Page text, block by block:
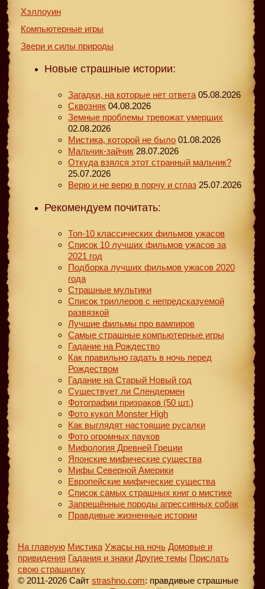
Хэллоуин
Компьютерные игры
Звери и силы природы
Новые страшные истории:
Загадки, на которые нет ответа 05.08.2026
Сквозняк 04.08.2026
Земные проблемы тревожат умерших
02.08.2026
Мистика, которой не было 01.08.2026
Мальчик-зайчик 28.07.2026
Откуда взялся этот странный мальчик?
25.07.2026
Верю и не верю в порчу и сглаз 25.07.2026
Рекомендуем почитать:
Топ-10 классических фильмов ужасов
Список 10 лучших фильмов ужасов за
2021 год
Подборка лучших фильмов ужасов 2020
года
Страшные мультики
Список триллеров с непредсказуемой
развязкой
Лучшие фильмы про вампиров
Самые страшные компьютерные игры
Гадание на Рождество
Как правильно гадать в ночь перед
Рождеством
Гадание на Старый Новый год
Существует ли Слендермен
Фотографии призраков (50 шт.)
Фото кукол Monster High
Как выглядят настоящие русалки
Фото огромных пауков
Мифология Древней Греции
Японские мифические существа
Мифы Северной Америки
Европейские мифические существа
Список самых страшных книг о мистике
Запрещённые породы агрессивных собак
Правдивые жизненные истории
На главную Мистика Ужасы на ночь Домовые и
привидения Гадания и знаки Другие темы Прислать
свою страшилку
© 2011-2026 Сайт strashno.com: правдивые страшные